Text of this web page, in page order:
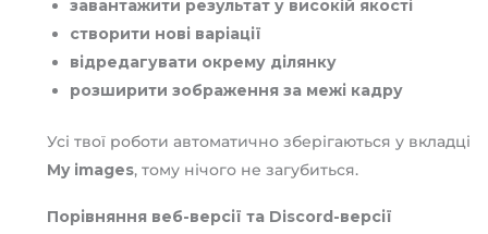
завантажити результат у високій якості
створити нові варіації
відредагувати окрему ділянку
розширити зображення за межі кадру
Усі твої роботи автоматично зберігаються у вкладці
My images, тому нічого не загубиться.
Порівняння веб-версії та Discord-версії